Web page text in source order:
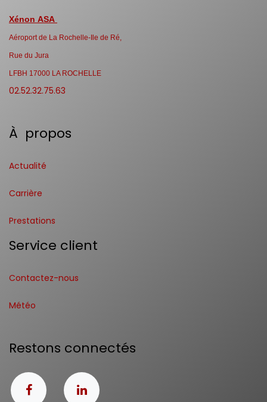
Xénon ASA
Aéroport de La Rochelle-Ile de Ré,
Rue du Jura
LFBH 17000 LA ROCHELLE
02.52.32.75.63
À propos
Actualité
Carrière
Prestations
Service client
Contactez-nous
Météo
Restons connectés